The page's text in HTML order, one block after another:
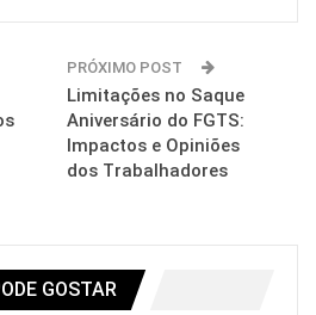
PRÓXIMO POST
Limitações no Saque
Aniversário do FGTS:
Impactos e Opiniões
dos Trabalhadores
GOSTAR